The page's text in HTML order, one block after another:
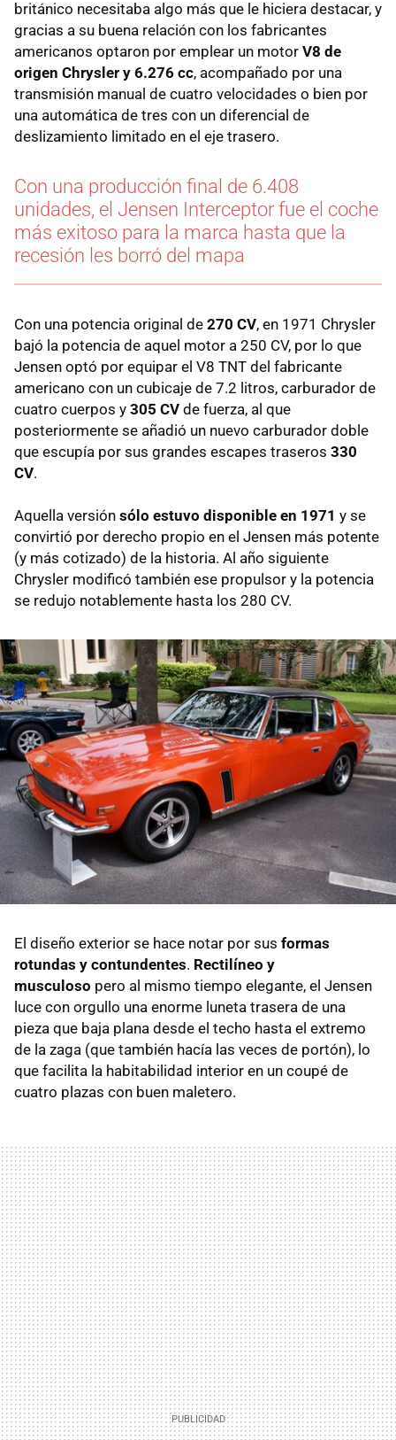
británico necesitaba algo más que le hiciera destacar, y
gracias a su buena relación con los fabricantes
americanos optaron por emplear un motor V8 de
origen Chrysler y 6.276 cc, acompañado por una
transmisión manual de cuatro velocidades o bien por
una automática de tres con un diferencial de
deslizamiento limitado en el eje trasero.
Con una producción final de 6.408
unidades, el Jensen Interceptor fue el coche
más exitoso para la marca hasta que la
recesión les borró del mapa
Con una potencia original de 270 CV, en 1971 Chrysler
bajó la potencia de aquel motor a 250 CV, por lo que
Jensen optó por equipar el V8 TNT del fabricante
americano con un cubicaje de 7.2 litros, carburador de
cuatro cuerpos y 305 CV de fuerza, al que
posteriormente se añadió un nuevo carburador doble
que escupía por sus grandes escapes traseros 330
CV.
Aquella versión sólo estuvo disponible en 1971 y se
convirtió por derecho propio en el Jensen más potente
(y más cotizado) de la historia. Al año siguiente
Chrysler modificó también ese propulsor y la potencia
se redujo notablemente hasta los 280 CV.
El diseño exterior se hace notar por sus formas
rotundas y contundentes. Rectilíneo y
musculoso pero al mismo tiempo elegante, el Jensen
luce con orgullo una enorme luneta trasera de una
pieza que baja plana desde el techo hasta el extremo
de la zaga (que también hacía las veces de portón), lo
que facilita la habitabilidad interior en un coupé de
cuatro plazas con buen maletero.